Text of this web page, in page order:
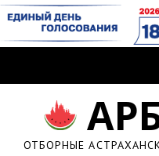
ОТБОРНЫЕ